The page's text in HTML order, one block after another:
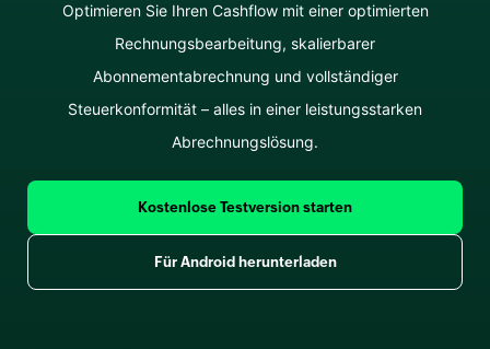
Optimieren Sie Ihren Cashflow mit einer optimierten
Rechnungsbearbeitung, skalierbarer
Abonnementabrechnung und vollständiger
Steuerkonformität – alles in einer leistungsstarken
Abrechnungslösung.
Kostenlose Testversion starten
Für Android herunterladen